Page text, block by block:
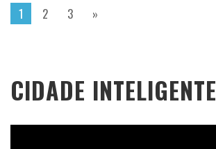
1 2 3 »
CIDADE INTELIGENTE